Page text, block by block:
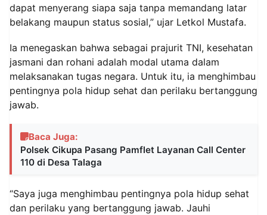
dapat menyerang siapa saja tanpa memandang latar
belakang maupun status sosial,” ujar Letkol Mustafa.
Ia menegaskan bahwa sebagai prajurit TNI, kesehatan
jasmani dan rohani adalah modal utama dalam
melaksanakan tugas negara. Untuk itu, ia menghimbau
pentingnya pola hidup sehat dan perilaku bertanggung
jawab.
Baca Juga:
Polsek Cikupa Pasang Pamflet Layanan Call Center
110 di Desa Talaga
“Saya juga menghimbau pentingnya pola hidup sehat
dan perilaku yang bertanggung jawab. Jauhi